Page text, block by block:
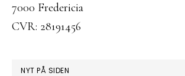
7000 Fredericia
CVR: 28191456
NYT PÅ SIDEN